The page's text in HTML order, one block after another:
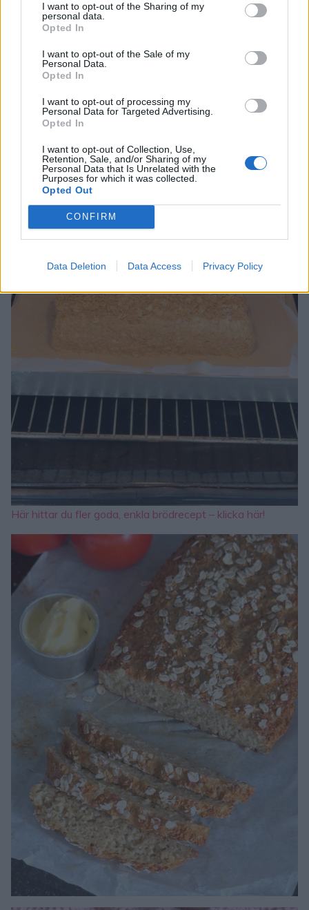
I want to opt-out of the Sharing of my
personal data.
Opted In
I want to opt-out of the Sale of my
Personal Data.
Opted In
I want to opt-out of processing my
Personal Data for Targeted Advertising.
Opted In
I want to opt-out of Collection, Use,
Retention, Sale, and/or Sharing of my
Personal Data that Is Unrelated with the
Purposes for which it was collected.
Opted Out
CONFIRM
Data Deletion Data Access Privacy Policy
Här hittar du fler goda, enkla brödrecept – klicka här!